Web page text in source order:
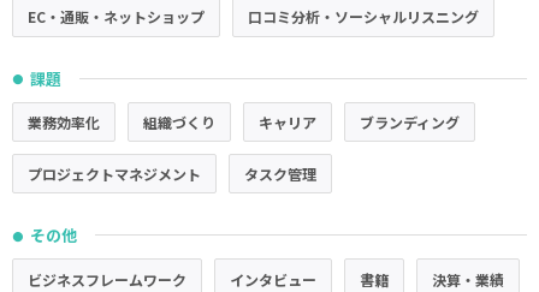
EC・通販・ネットショップ 口コミ分析・ソーシャルリスニング
● 課題
業務効率化 組織づくり キャリア ブランディング
プロジェクトマネジメント タスク管理
● その他
ビジネスフレームワーク インタビュー 書籍 決算・業績